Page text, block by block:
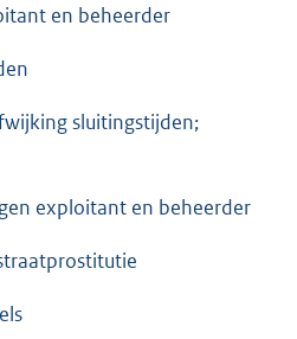
en beheerder
sluitingstijden;
exploitant en beheerder